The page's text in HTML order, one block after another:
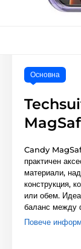
Основна
Candy
практичен
материали,
конструкция,
или обем.
баланс между
Повече